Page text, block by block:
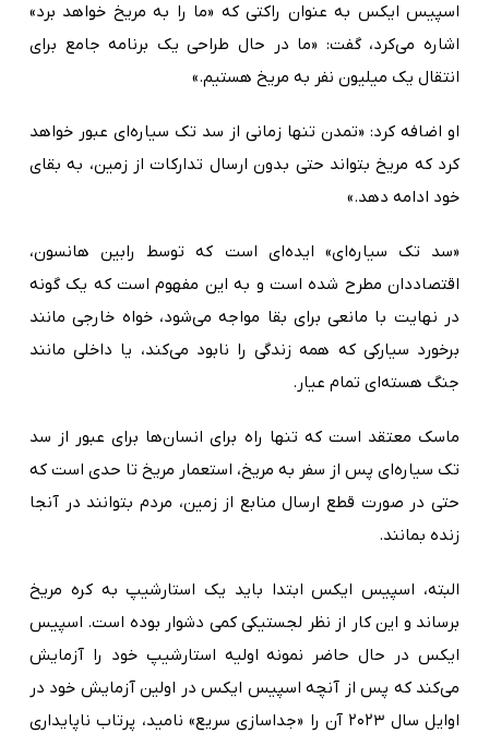
اسپیس ایکس به عنوان راکتی که «ما را به مریخ خواهد برد»
اشاره می‌کرد، گفت: «ما در حال طراحی یک برنامه جامع برای
انتقال یک میلیون نفر به مریخ هستیم.»
او اضافه کرد: «تمدن تنها زمانی از سد تک سیاره‌ای عبور خواهد
کرد که مریخ بتواند حتی بدون ارسال تدارکات از زمین، به بقای
خود ادامه دهد.»
«سد تک سیاره‌ای» ایده‌ای است که توسط رابین هانسون،
اقتصاددان مطرح شده است و به این مفهوم است که یک گونه
در نهایت با مانعی برای بقا مواجه می‌شود، خواه خارجی مانند
برخورد سیارکی که همه زندگی را نابود می‌کند، یا داخلی مانند
جنگ هسته‌ای تمام عیار.
ماسک معتقد است که تنها راه برای انسان‌ها برای عبور از سد
تک سیاره‌ای پس از سفر به مریخ، استعمار مریخ تا حدی است که
حتی در صورت قطع ارسال منابع از زمین، مردم بتوانند در آنجا
زنده بمانند.
البته، اسپیس ایکس ابتدا باید یک استارشیپ به کره مریخ
برساند و این کار از نظر لجستیکی کمی دشوار بوده است. اسپیس
ایکس در حال حاضر نمونه اولیه استارشیپ خود را آزمایش
می‌کند که پس از آنچه اسپیس ایکس در اولین آزمایش خود در
اوایل سال ۲۰۲۳ آن را «جداسازی سریع» نامید، پرتاب ناپایداری